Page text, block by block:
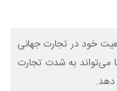
خود در تجارت جهانی
می‌تواند به شدت تجارت
دهد.